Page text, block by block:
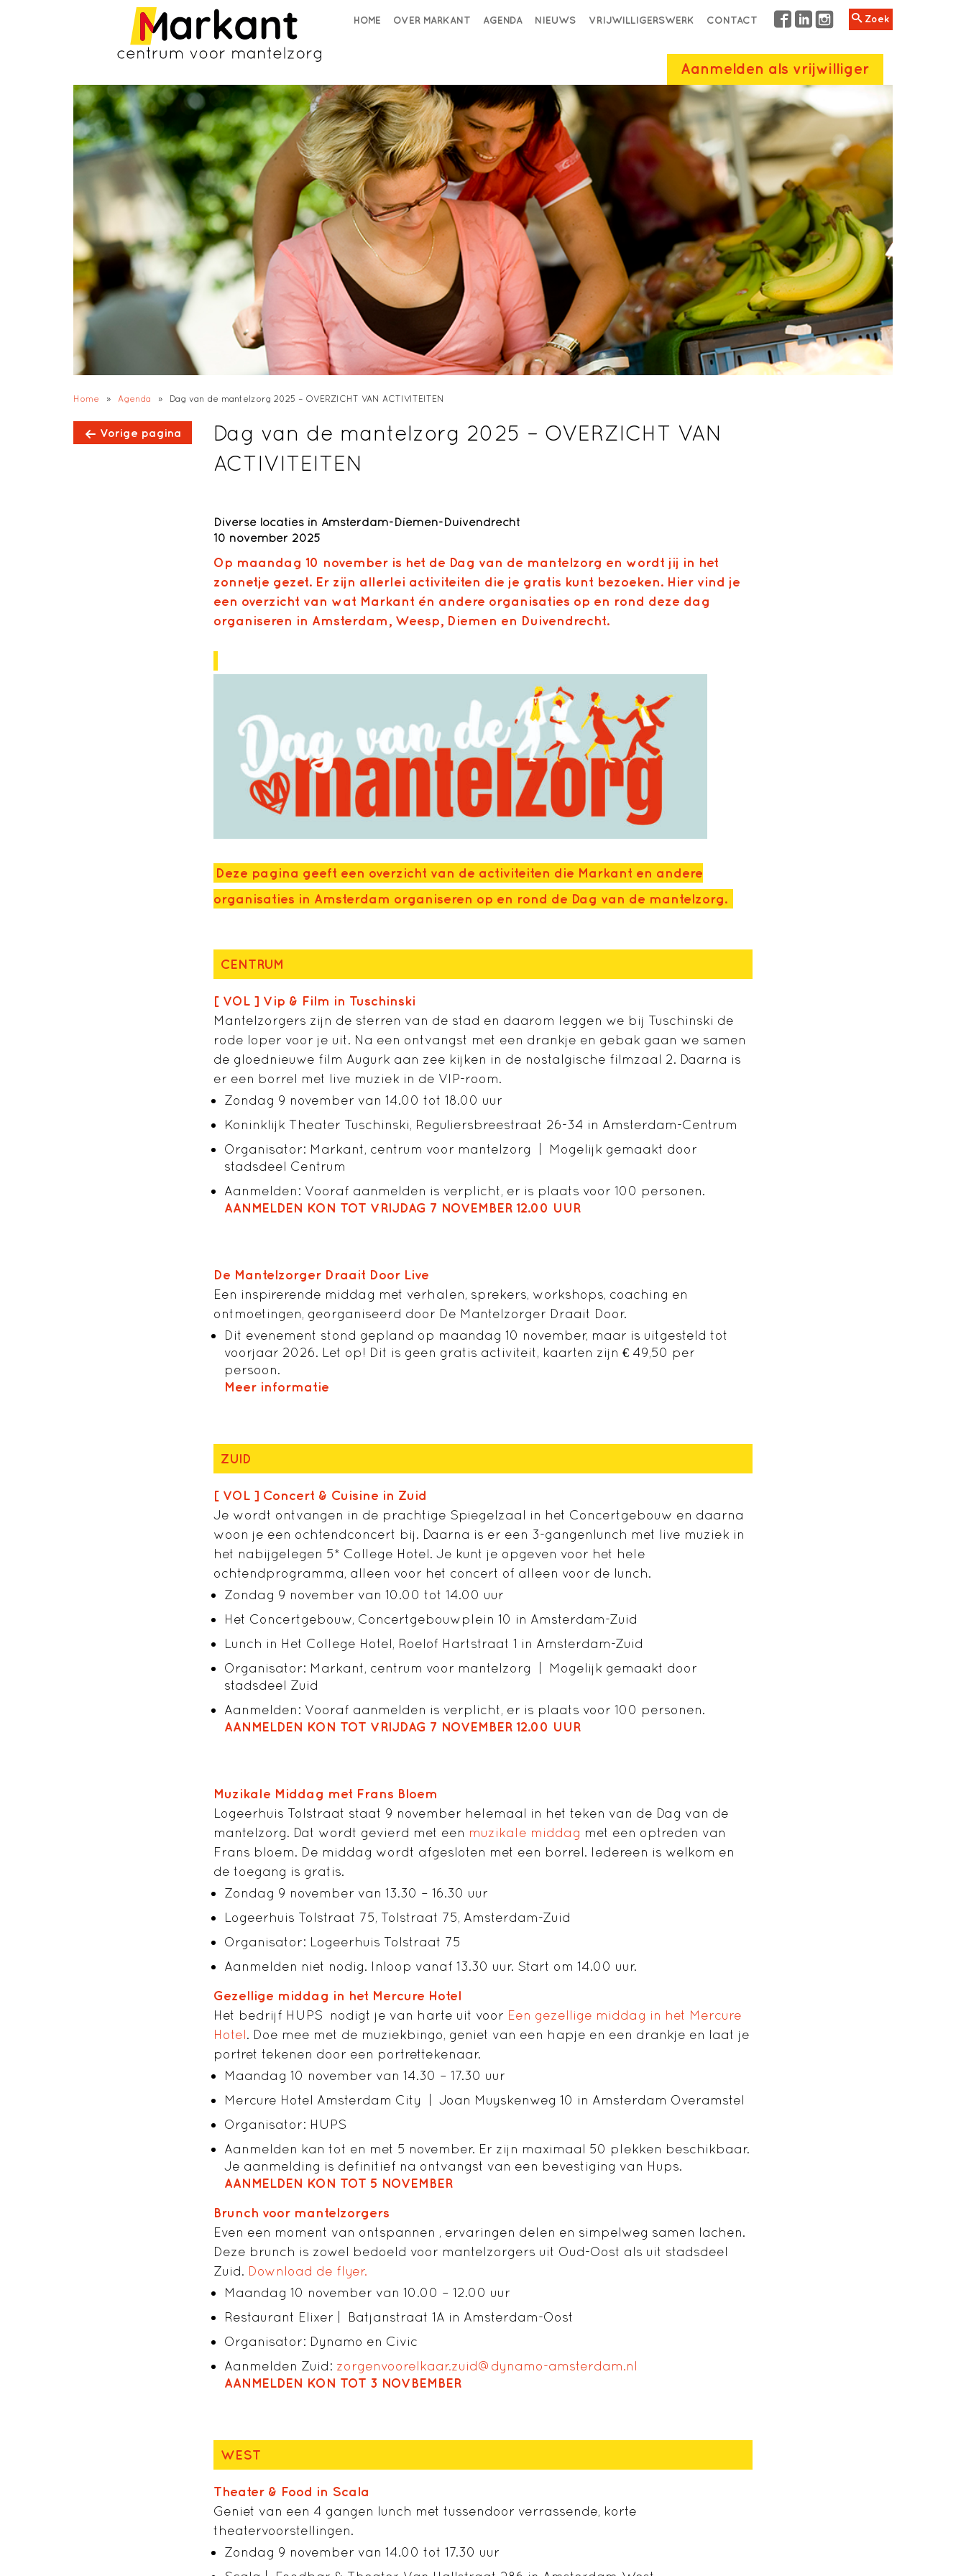
HOME OVER MARKANT AGENDA NIEUWS VRIJWILLIGERSWERK CONTACT Zoek
Aanmelden als vrijwilliger
Home » Agenda » Dag van de mantelzorg 2025 – OVERZICHT VAN ACTIVITEITEN
Vorige pagina
Dag van de mantelzorg 2025 – OVERZICHT VAN
ACTIVITEITEN
Diverse locaties in Amsterdam-Diemen-Duivendrecht
10 november 2025
Op maandag 10 november is het de Dag van de mantelzorg en wordt jij in het
zonnetje gezet. Er zijn allerlei activiteiten die je gratis kunt bezoeken. Hier vind je
een overzicht van wat Markant én andere organisaties op en rond deze dag
organiseren in Amsterdam, Weesp, Diemen en Duivendrecht.
Deze pagina geeft een overzicht van de activiteiten die Markant en andere
organisaties in Amsterdam organiseren op en rond de Dag van de mantelzorg.
CENTRUM
[ VOL ] Vip & Film in Tuschinski
Mantelzorgers zijn de sterren van de stad en daarom leggen we bij Tuschinski de
rode loper voor je uit. Na een ontvangst met een drankje en gebak gaan we samen
de gloednieuwe film Augurk aan zee kijken in de nostalgische filmzaal 2. Daarna is
er een borrel met live muziek in de VIP-room.
Zondag 9 november van 14.00 tot 18.00 uur
Koninklijk Theater Tuschinski, Reguliersbreestraat 26-34 in Amsterdam-Centrum
Organisator: Markant, centrum voor mantelzorg | Mogelijk gemaakt door
stadsdeel Centrum
Aanmelden: Vooraf aanmelden is verplicht, er is plaats voor 100 personen.
AANMELDEN KON TOT VRIJDAG 7 NOVEMBER 12.00 UUR
De Mantelzorger Draait Door Live
Een inspirerende middag met verhalen, sprekers, workshops, coaching en
ontmoetingen, georganiseerd door De Mantelzorger Draait Door.
Dit evenement stond gepland op maandag 10 november, maar is uitgesteld tot
voorjaar 2026. Let op! Dit is geen gratis activiteit, kaarten zijn € 49,50 per
persoon.
Meer informatie
ZUID
[ VOL ] Concert & Cuisine in Zuid
Je wordt ontvangen in de prachtige Spiegelzaal in het Concertgebouw en daarna
woon je een ochtendconcert bij. Daarna is er een 3-gangenlunch met live muziek in
het nabijgelegen 5* College Hotel. Je kunt je opgeven voor het hele
ochtendprogramma, alleen voor het concert of alleen voor de lunch.
Zondag 9 november van 10.00 tot 14.00 uur
Het Concertgebouw, Concertgebouwplein 10 in Amsterdam-Zuid
Lunch in Het College Hotel, Roelof Hartstraat 1 in Amsterdam-Zuid
Organisator: Markant, centrum voor mantelzorg | Mogelijk gemaakt door
stadsdeel Zuid
Aanmelden: Vooraf aanmelden is verplicht, er is plaats voor 100 personen.
AANMELDEN KON TOT VRIJDAG 7 NOVEMBER 12.00 UUR
Muzikale Middag met Frans Bloem
Logeerhuis Tolstraat staat 9 november helemaal in het teken van de Dag van de
mantelzorg. Dat wordt gevierd met een muzikale middag met een optreden van
Frans bloem. De middag wordt afgesloten met een borrel. Iedereen is welkom en
de toegang is gratis.
Zondag 9 november van 13.30 – 16.30 uur
Logeerhuis Tolstraat 75, Tolstraat 75, Amsterdam-Zuid
Organisator: Logeerhuis Tolstraat 75
Aanmelden niet nodig. Inloop vanaf 13.30 uur. Start om 14.00 uur.
Gezellige middag in het Mercure Hotel
Het bedrijf HUPS nodigt je van harte uit voor Een gezellige middag in het Mercure
Hotel. Doe mee met de muziekbingo, geniet van een hapje en een drankje en laat je
portret tekenen door een portrettekenaar.
Maandag 10 november van 14.30 – 17.30 uur
Mercure Hotel Amsterdam City | Joan Muyskenweg 10 in Amsterdam Overamstel
Organisator: HUPS
Aanmelden kan tot en met 5 november. Er zijn maximaal 50 plekken beschikbaar.
Je aanmelding is definitief na ontvangst van een bevestiging van Hups.
AANMELDEN KON TOT 5 NOVEMBER
Brunch voor mantelzorgers
Even een moment van ontspannen , ervaringen delen en simpelweg samen lachen.
Deze brunch is zowel bedoeld voor mantelzorgers uit Oud-Oost als uit stadsdeel
Zuid. Download de flyer.
Maandag 10 november van 10.00 – 12.00 uur
Restaurant Elixer | Batjanstraat 1A in Amsterdam-Oost
Organisator: Dynamo en Civic
Aanmelden Zuid: zorgenvoorelkaar.zuid@dynamo-amsterdam.nl
AANMELDEN KON TOT 3 NOVBEMBER
WEST
Theater & Food in Scala
Geniet van een 4 gangen lunch met tussendoor verrassende, korte
theatervoorstellingen.
Zondag 9 november van 14.00 tot 17.30 uur